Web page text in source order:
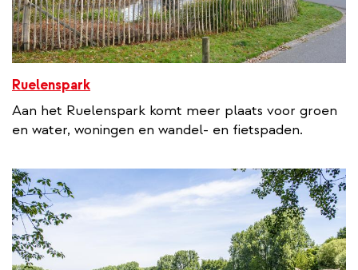
Ruelenspark
Aan het Ruelenspark komt meer plaats voor groen
en water, woningen en wandel- en fietspaden.